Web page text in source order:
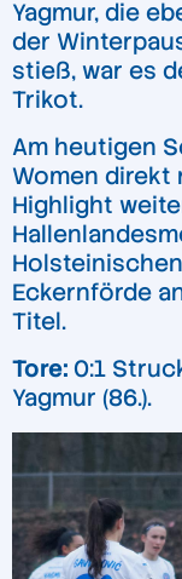
Yagmur, die
der
stieß, war es
Trikot.
Am heutigen
Women direkt
Highlight
Eckernförde
Titel.
Tore: 0:1
Yagmur (86.).